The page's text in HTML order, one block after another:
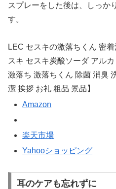
スプレーをした後は、しっか
す。
LEC セスキの激落ちくん 密
スキ セスキ炭酸ソーダ アル
激落ち 激落ちくん 除菌 消臭
潔 挨拶 お礼 粗品 景品】
Amazon
楽天市場
Yahooショッピング
耳のケアも忘れずに